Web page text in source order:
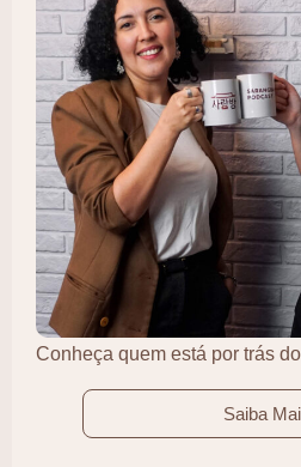
Conheça quem está por trás
Saiba